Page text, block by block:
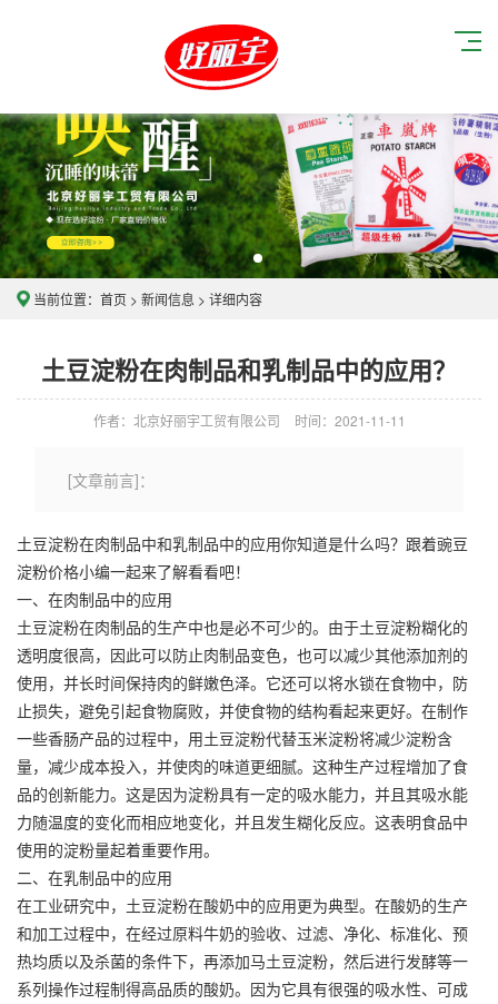
当前位置： 首页 > 新闻信息 > 详细内容
土豆淀粉在肉制品和乳制品中的应用？
作者：北京好丽宇工贸有限公司 时间：2021-11-11
[文章前言]：
土豆淀粉在肉制品中和乳制品中的应用你知道是什么吗？跟着豌豆
淀粉价格小编一起来了解看看吧！
一、在肉制品中的应用
土豆淀粉在肉制品的生产中也是必不可少的。由于土豆淀粉糊化的
透明度很高，因此可以防止肉制品变色，也可以减少其他添加剂的
使用，并长时间保持肉的鲜嫩色泽。它还可以将水锁在食物中，防
止损失，避免引起食物腐败，并使食物的结构看起来更好。在制作
一些香肠产品的过程中，用土豆淀粉代替玉米淀粉将减少淀粉含
量，减少成本投入，并使肉的味道更细腻。这种生产过程增加了食
品的创新能力。这是因为淀粉具有一定的吸水能力，并且其吸水能
力随温度的变化而相应地变化，并且发生糊化反应。这表明食品中
使用的淀粉量起着重要作用。
二、在乳制品中的应用
在工业研究中，土豆淀粉在酸奶中的应用更为典型。在酸奶的生产
和加工过程中，在经过原料牛奶的验收、过滤、净化、标准化、预
热均质以及杀菌的条件下，再添加马土豆淀粉，然后进行发酵等一
系列操作过程制得高品质的酸奶。因为它具有很强的吸水性、可成